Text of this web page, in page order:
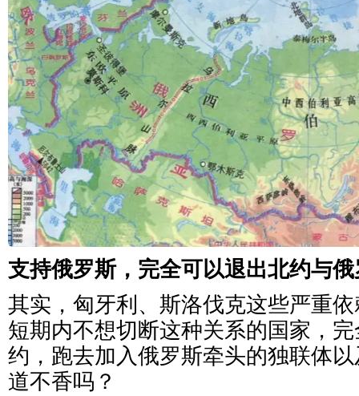
支持俄罗斯，完全可以退出北约与
其实，匈牙利、斯洛伐克这些严重
短期内不想切断这种关系的国家，
约，跑去加入俄罗斯牵头的独联体
道不香吗？